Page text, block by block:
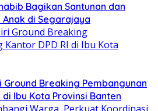
Bagikan Santunan dan
di Segarajaya
Breaking Pembangunan
di Ibu Kota Provinsi Banten